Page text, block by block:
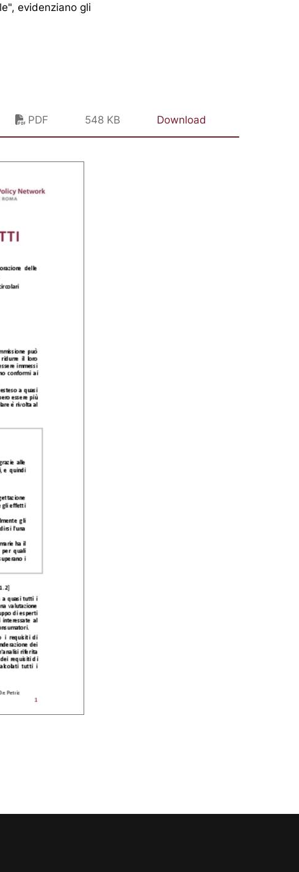
evidenziano gli
PDF 548 KB Download